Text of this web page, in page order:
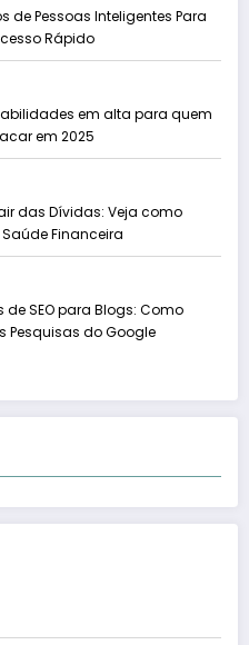
de Pessoas Inteligentes Para
Rápido
em alta para quem
em 2025
das Dívidas: Veja como
Financeira
de SEO para Blogs: Como
Pesquisas do Google